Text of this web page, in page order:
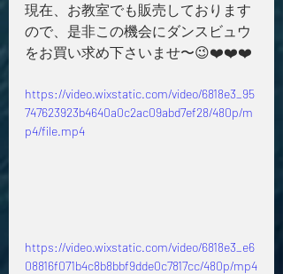
現在、お教室でも販売しております
ので、是非この機会にダンスビュウ
をお買い求め下さいませ〜😉❤️❤️❤️
https://video.wixstatic.com/video/6818e3_95
747623923b4640a0c2ac09abd7ef28/480p/m
p4/file.mp4
https://video.wixstatic.com/video/6818e3_e6
08816f071b4c8b8bbf9dde0c7817cc/480p/mp4